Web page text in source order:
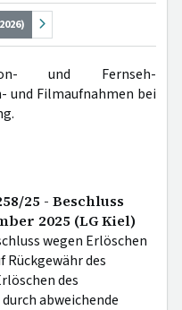
und Fernseh-
und Filmaufnahmen bei
25 - Beschluss
2025 (LG Kiel)
wegen Erlöschen
Rückgewähr des
des
abweichende